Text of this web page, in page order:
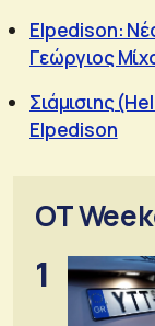
Elpedison:
Γεώργιος
Σιάμισιης
Elpedison
OT
1